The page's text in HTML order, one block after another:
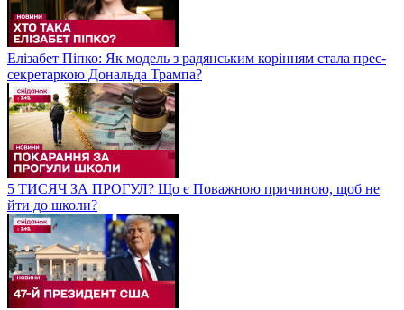
Елізабет Піпко: Як модель з радянським корінням стала прес-
секретаркою Дональда Трампа?
5 ТИСЯЧ ЗА ПРОГУЛ? Що є Поважною причиною, щоб не
йти до школи?